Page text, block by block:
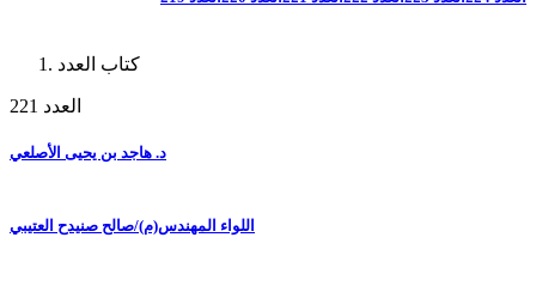
كتاب العدد
العدد 221
د. هاجد بن يحيى الأصلعي
اللواء المهندس(م)/صالح صنيدح العتيبي